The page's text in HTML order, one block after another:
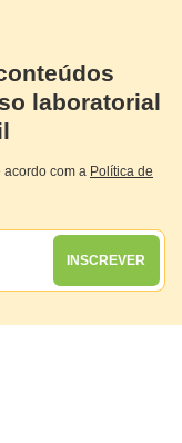
laboratorial
acordo com a Política de
INSCREVER